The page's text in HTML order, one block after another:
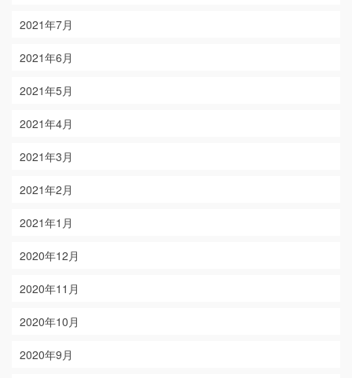
2021年7月
2021年6月
2021年5月
2021年4月
2021年3月
2021年2月
2021年1月
2020年12月
2020年11月
2020年10月
2020年9月